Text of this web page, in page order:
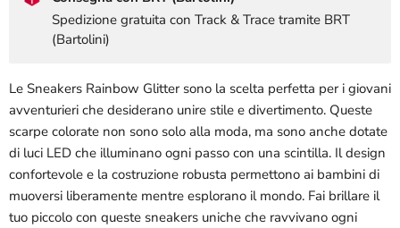
Spedizione gratuita con Track & Trace tramite BRT
(Bartolini)
Le Sneakers Rainbow Glitter sono la scelta perfetta per i giovani
avventurieri che desiderano unire stile e divertimento. Queste
scarpe colorate non sono solo alla moda, ma sono anche dotate
di luci LED che illuminano ogni passo con una scintilla. Il design
confortevole e la costruzione robusta permettono ai bambini di
muoversi liberamente mentre esplorano il mondo. Fai brillare il
tuo piccolo con queste sneakers uniche che ravvivano ogni